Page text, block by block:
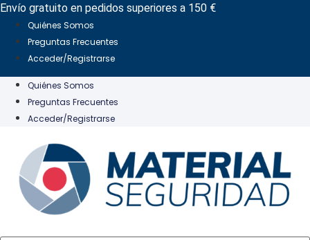
Ir
contenido
Envío gratuito en pedidos superiores a 150 €
Quiénes Somos
Preguntas Frecuentes
Acceder/Registrarse
Quiénes Somos
Preguntas Frecuentes
Acceder/Registrarse